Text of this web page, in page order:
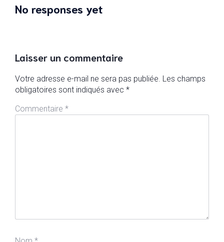
No responses yet
Laisser un commentaire
Votre adresse e-mail ne sera pas publiée. Les champs
obligatoires sont indiqués avec *
Commentaire *